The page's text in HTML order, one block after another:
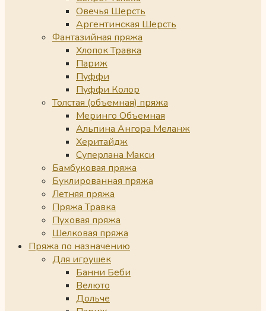
Овечья Шерсть
Аргентинская Шерсть
Фантазийная пряжа
Хлопок Травка
Париж
Пуффи
Пуффи Колор
Толстая (объемная) пряжа
Меринго Объемная
Альпина Ангора Меланж
Херитайдж
Суперлана Макси
Бамбуковая пряжа
Буклированная пряжа
Летняя пряжа
Пряжа Травка
Пуховая пряжа
Шелковая пряжа
Пряжа по назначению
Для игрушек
Банни Беби
Велюто
Дольче